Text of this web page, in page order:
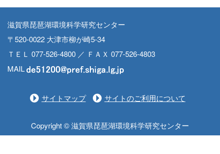
滋賀県琵琶湖環境科学研究センター
〒520-0022 大津市柳が崎5-34
ＴＥＬ 077-526-4800 ／ ＦＡＸ 077-526-4803
MAIL
サイトマップ サイトのご利用について
Copyright © 滋賀県琵琶湖環境科学研究センター